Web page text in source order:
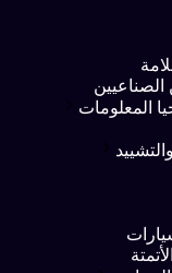
الصناعيين
المعلومات